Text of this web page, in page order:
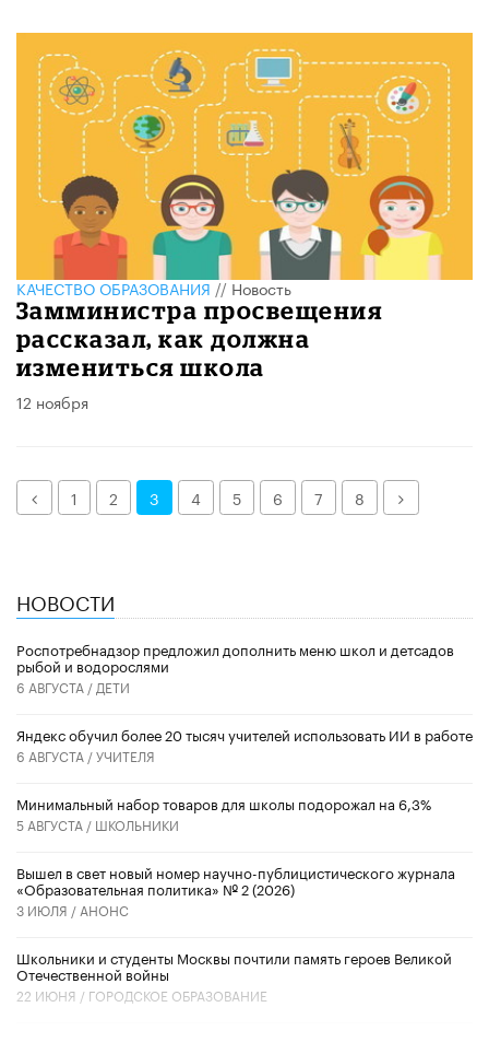
КАЧЕСТВО ОБРАЗОВАНИЯ//Новость
Замминистра просвещения
рассказал, как должна
измениться школа
12 ноября
Назад1 2 3 4 5 6 7 8 Далее
НОВОСТИ
Роспотребнадзор предложил дополнить меню школ и детсадов
рыбой и водорослями
6 АВГУСТА / ДЕТИ
​Яндекс обучил более 20 тысяч учителей использовать ИИ в работе
6 АВГУСТА /УЧИТЕЛЯ
Минимальный набор товаров для школы подорожал на 6,3%
5 АВГУСТА / ШКОЛЬНИКИ
Вышел в свет новый номер научно-публицистического журнала
«Образовательная политика» № 2 (2026)
3 ИЮЛЯ / АНОНС
Школьники и студенты Москвы почтили память героев Великой
Отечественной войны
22 ИЮНЯ / ГОРОДСКОЕ ОБРАЗОВАНИЕ